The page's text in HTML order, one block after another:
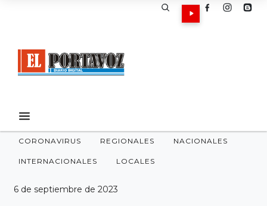
CORONAVIRUS REGIONALES NACIONALES
INTERNACIONALES LOCALES
6 de septiembre de 2023